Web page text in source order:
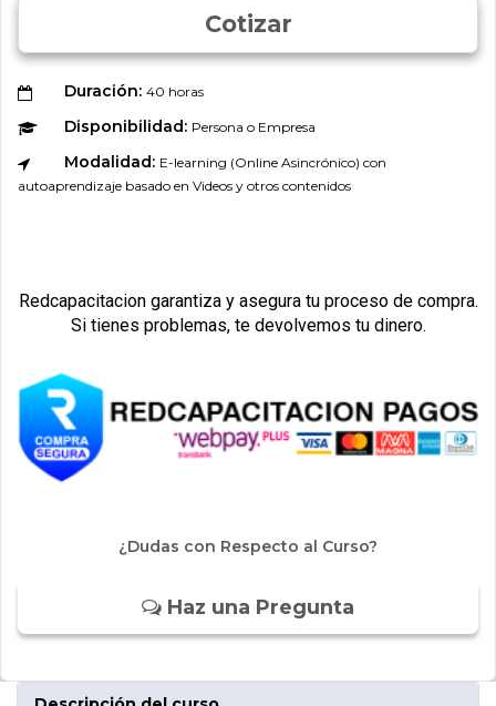
Cotizar
Duración: 40 horas
Disponibilidad: Persona o Empresa
Modalidad: E-learning (Online Asincrónico) con
autoaprendizaje basado en Videos y otros contenidos
Redcapacitacion garantiza y asegura tu proceso de compra.
Si tienes problemas, te devolvemos tu dinero.
¿Dudas con Respecto al Curso?
Haz una Pregunta